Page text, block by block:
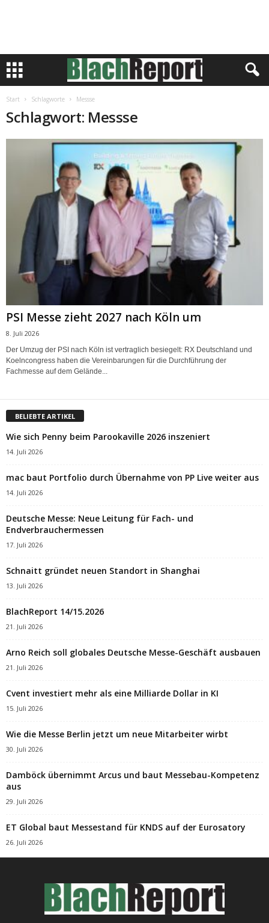
Start Schlagworte Messse
Schlagwort: Messse
PSI Messe zieht 2027 nach Köln um
8. Juli 2026
Der Umzug der PSI nach Köln ist vertraglich besiegelt: RX Deutschland und
Koelncongress haben die Vereinbarungen für die Durchführung der
Fachmesse auf dem Gelände...
BELIEBTE ARTIKEL
Wie sich Penny beim Parookaville 2026 inszeniert
14. Juli 2026
mac baut Portfolio durch Übernahme von PP Live weiter aus
14. Juli 2026
Deutsche Messe: Neue Leitung für Fach- und
Endverbrauchermessen
17. Juli 2026
Schnaitt gründet neuen Standort in Shanghai
13. Juli 2026
BlachReport 14/15.2026
21. Juli 2026
Arno Reich soll globales Deutsche Messe-Geschäft ausbauen
21. Juli 2026
Cvent investiert mehr als eine Milliarde Dollar in KI
15. Juli 2026
Wie die Messe Berlin jetzt um neue Mitarbeiter wirbt
30. Juli 2026
Damböck übernimmt Arcus und baut Messebau-Kompetenz
aus
29. Juli 2026
ET Global baut Messestand für KNDS auf der Eurosatory
26. Juli 2026